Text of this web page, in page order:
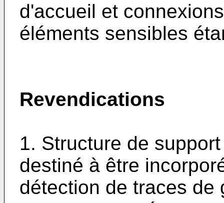
d'accueil et
éléments sensibles
Revendications
1. Structure de
destiné à être
détection de traces de